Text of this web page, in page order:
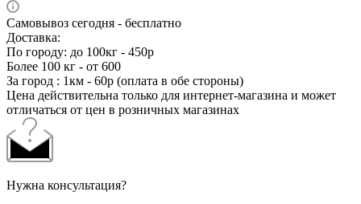
Самовывоз сегодня - бесплатно
Доставка:
По городу: до 100кг - 450р
Более 100 кг - от 600
За город : 1км - 60р (оплата в обе стороны)
Цена действительна только для интернет-магазина и может
отличаться от цен в розничных магазинах
Нужна консультация?